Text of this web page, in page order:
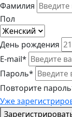
Фамилия
Пол
День рождения
E-mail*
Пароль*
Повторите
Уже